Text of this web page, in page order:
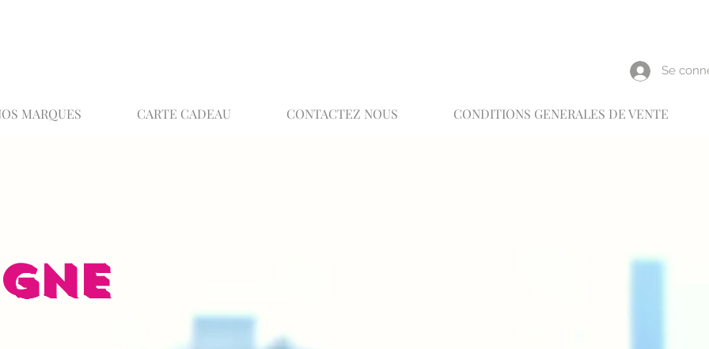
Se
MARQUES CARTE CADEAU CONTACTEZ NOUS CONDITIONS GENERALES DE VENTE